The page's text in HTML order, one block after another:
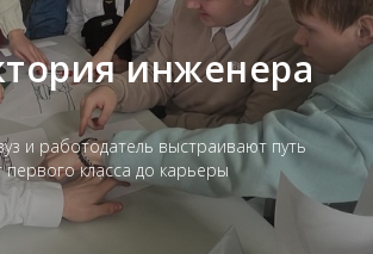
инженера
и работодатель выстраивают путь
первого класса до карьеры